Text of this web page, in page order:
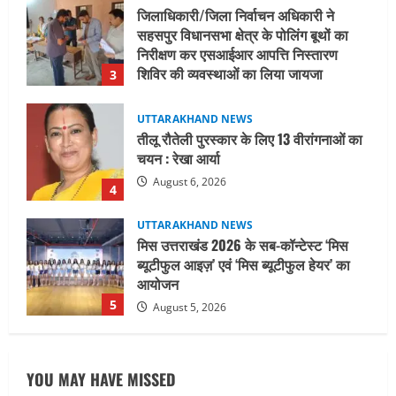
4
UTTARAKHAND NEWS
तीलू रौतेली पुरस्कार के लिए 13 वीरांगनाओं का
चयन : रेखा आर्या
August 6, 2026
5
मिस उत्तराखंड 2026 के सब-कॉन्टेस्ट ‘मिस
ब्यूटीफुल आइज़’ एवं ‘मिस ब्यूटीफुल हेयर’ का
आयोजन
August 5, 2026
1
UTTARAKHAND NEWS
धामी कैबिनेट ने लिए कई महत्वपूर्ण निर्णय, अब
सामान्य वर्ग के पशुपालकों को भी गाय एवं भैंस
खरीद पर मिलेगा अनुदान, मजदूरी संहिता
नियमावली-2026 को मिली मंजूरी
नाबार्ड ने राष्ट्रीय हथकरघा दिवस के अवसर पर
मुंबई में तीन दिवसीय प्रदर्शनी का आयोजन किया
YOU MAY HAVE MISSED